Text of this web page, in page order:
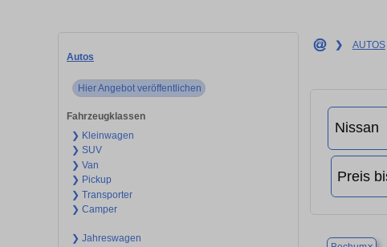
Autos
Hier Angebot veröffentlichen
Fahrzeugklassen
❯ Kleinwagen
❯ SUV
❯ Van
❯ Pickup
❯ Transporter
❯ Camper
❯ Jahreswagen
❯ AUTOS